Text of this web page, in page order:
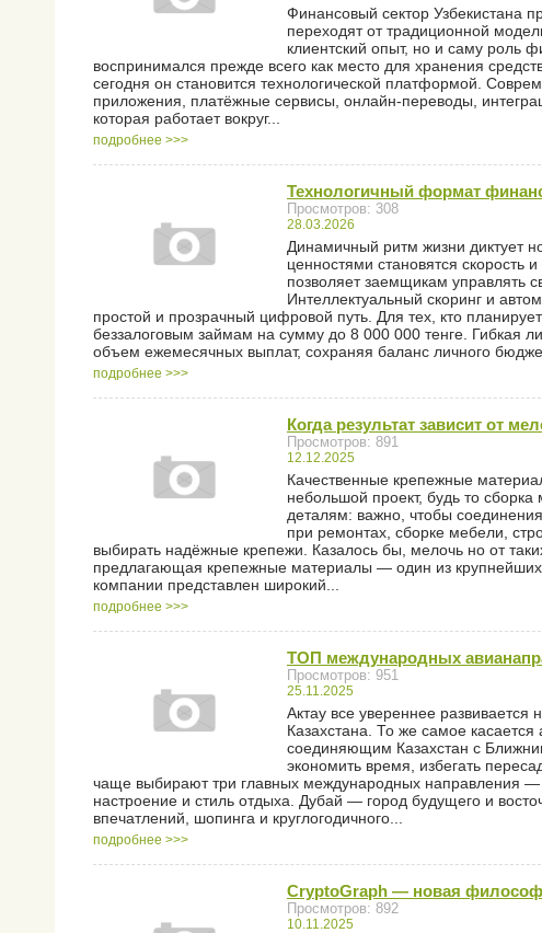
Финансовый сектор Узбекистана
переходят от традиционной
клиентский опыт, но и саму роль
воспринимался прежде всего как место для хранения
сегодня он становится технологической платформой.
приложения, платёжные сервисы, онлайн-переводы,
которая работает вокруг...
подробнее >>>
Технологичный формат
Просмотров: 308
28.03.2026
Динамичный ритм жизни диктует
ценностями становятся скорость
позволяет заемщикам управлять
Интеллектуальный скоринг и
простой и прозрачный цифровой путь. Для тех, кто
беззалоговым займам на сумму до 8 000 000 тенге. Гибкая
объем ежемесячных выплат, сохраняя баланс личного
подробнее >>>
Когда результат зависит от
Просмотров: 891
12.12.2025
Качественные крепежные
небольшой проект, будь то
деталям: важно, чтобы
при ремонтах, сборке мебели,
выбирать надёжные крепежи. Казалось бы, мелочь но от
предлагающая крепежные материалы — один из крупнейших
компании представлен широкий...
подробнее >>>
ТОП международных
Просмотров: 951
25.11.2025
Актау все увереннее развивается
Казахстана. То же самое
соединяющим Казахстан с
экономить время, избегать
чаще выбирают три главных международных направления —
настроение и стиль отдыха. Дубай — город будущего и
впечатлений, шопинга и круглогодичного...
подробнее >>>
CryptoGraph — новая
Просмотров: 892
10.11.2025